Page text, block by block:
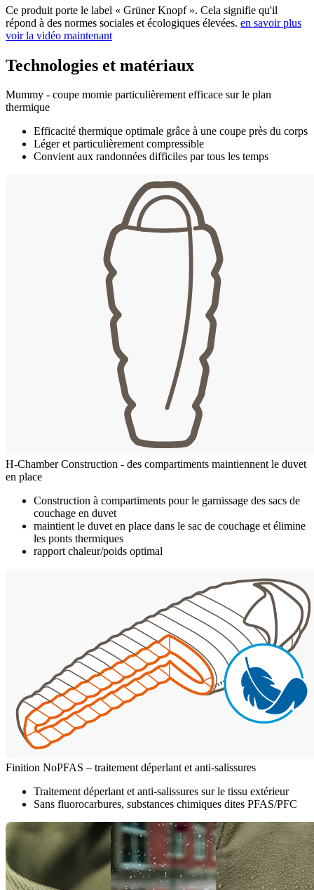
Ce produit porte le label « Grüner Knopf ». Cela signifie qu'il
répond à des normes sociales et écologiques élevées. en savoir plus
voir la vidéo maintenant
Technologies et matériaux
Mummy - coupe momie particulièrement efficace sur le plan
thermique
Efficacité thermique optimale grâce à une coupe près du corps
Léger et particulièrement compressible
Convient aux randonnées difficiles par tous les temps
H-Chamber Construction - des compartiments maintiennent le duvet
en place
Construction à compartiments pour le garnissage des sacs de
couchage en duvet
maintient le duvet en place dans le sac de couchage et élimine
les ponts thermiques
rapport chaleur/poids optimal
Finition NoPFAS – traitement déperlant et anti-salissures
Traitement déperlant et anti-salissures sur le tissu extérieur
Sans fluorocarbures, substances chimiques dites PFAS/PFC